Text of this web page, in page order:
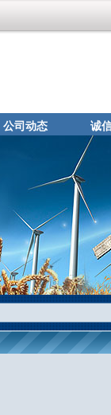
公司动态 诚